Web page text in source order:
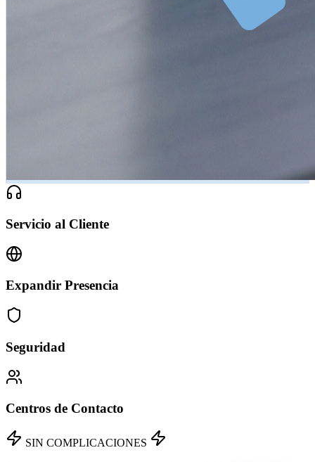
Servicio al Cliente
Expandir Presencia
Seguridad
Centros de Contacto
SIN COMPLICACIONES